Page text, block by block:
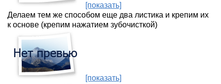
[показать]
Делаем тем же способом еще два листика и крепим их
к основе (крепим нажатием зубочисткой)
[показать]